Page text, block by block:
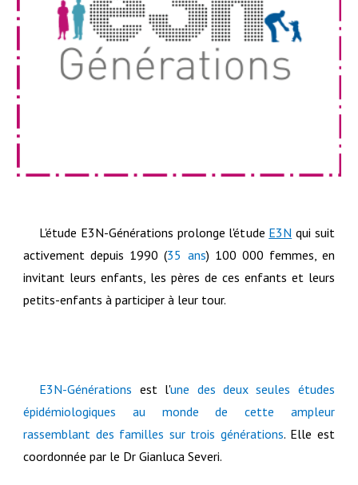
L'étude E3N-Générations prolonge l'étude E3N qui suit
activement depuis 1990 (35 ans) 100 000 femmes, en
invitant leurs enfants, les pères de ces enfants et leurs
petits-enfants à participer à leur tour.
E3N-Générations est l'une des deux seules études
épidémiologiques au monde de cette ampleur
rassemblant des familles sur trois générations. Elle est
coordonnée par le Dr Gianluca Severi.